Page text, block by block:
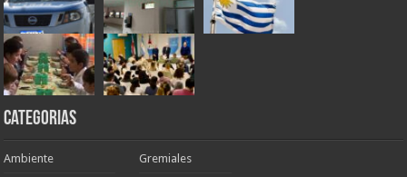
Categorias
Ambiente Gremiales